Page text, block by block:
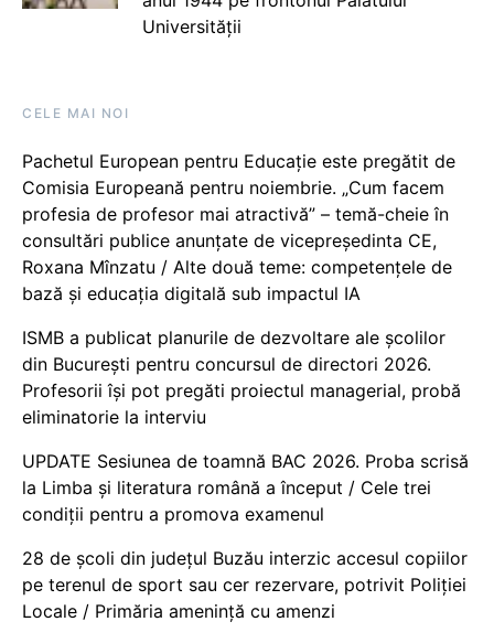
Universității
CELE MAI NOI
Pachetul European pentru Educație este pregătit de
Comisia Europeană pentru noiembrie. „Cum facem
profesia de profesor mai atractivă” – temă-cheie în
consultări publice anunțate de vicepreședinta CE,
Roxana Mînzatu / Alte două teme: competențele de
bază și educația digitală sub impactul IA
ISMB a publicat planurile de dezvoltare ale școlilor
din București pentru concursul de directori 2026.
Profesorii își pot pregăti proiectul managerial, probă
eliminatorie la interviu
UPDATE Sesiunea de toamnă BAC 2026. Proba scrisă
la Limba și literatura română a început / Cele trei
condiții pentru a promova examenul
28 de școli din județul Buzău interzic accesul copiilor
pe terenul de sport sau cer rezervare, potrivit Poliției
Locale / Primăria amenință cu amenzi